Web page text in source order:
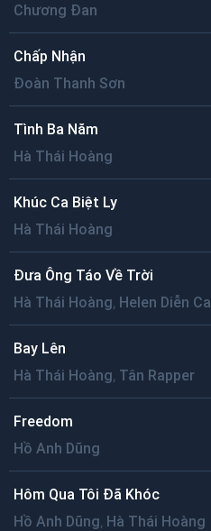
Chương Đan
Chấp Nhận
Đoàn Thanh Sơn
Tình Ba Năm
Hà Thái Hoàng
Khúc Ca Biệt Ly
Hà Thái Hoàng
Đưa Ông Táo Về Trời
Hà Thái Hoàng, Helen Diễn Ca
Bay Lên
Hà Thái Hoàng, Tân Rapper
Freedom
Hồ Anh Dũng
Hôm Qua Tôi Đã Khóc
Hồ Anh Dũng, Hà Thái Hoàng